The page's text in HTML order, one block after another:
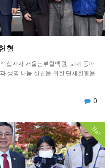
혈
십자사 서울남부혈액원, 교내 동아
생명 나눔 실천을 위한 단체헌혈을
0
Hot